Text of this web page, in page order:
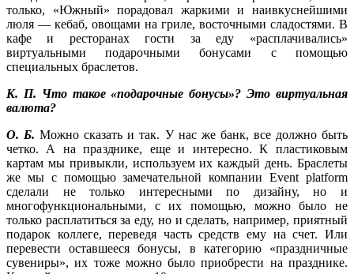
только, «Южный» порадовал жаркими и наивкуснейшими
люля — кебаб, овощами на гриле, восточными сладостями. В
кафе и ресторанах гости за еду «расплачивались»
виртуальными подарочными бонусами с помощью
специальных браслетов.
К. П. Что такое «подарочные бонусы»? Это виртуальная
валюта?
О. Б.Можно сказать и так. У нас же банк, все должно быть
четко. А на празднике, еще и интересно. К пластиковым
картам мы привыкли, используем их каждый день. Браслеты
же мы с помощью замечательной компании Event platform
сделали не только интересными по дизайну, но и
многофункциональными, с их помощью, можно было не
только расплатиться за еду, но и сделать, например, приятный
подарок коллеге, переведя часть средств ему на счет. Или
перевести оставшееся бонусы, в категорию «праздничные
сувениры», их тоже можно было приобрести на празднике.